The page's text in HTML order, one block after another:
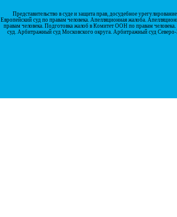
Представительство в суде и защита прав, досудебное
Европейский суд по правам человека. Апелляционная жалоба.
правам человека. Подготовка жалоб в Комитет ООН по правам
суд. Арбитражный суд Московского округа. Арбитражный суд